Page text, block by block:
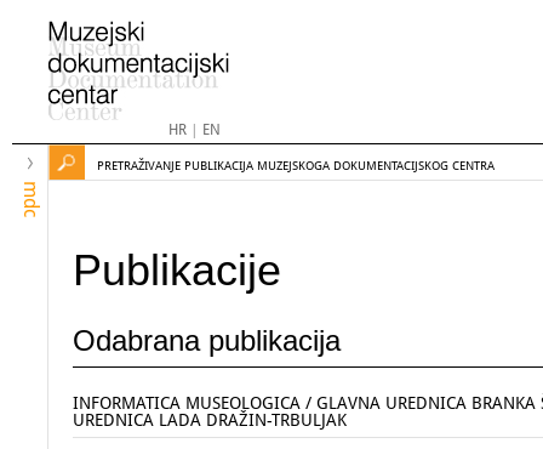
HR| EN
mdc
PRETRAŽIVANJE PUBLIKACIJA MUZEJSKOGA DOKUMENTACIJSKOG CENTRA
Publikacije
Odabrana publikacija
INFORMATICA MUSEOLOGICA / GLAVNA UREDNICA BRANKA
UREDNICA LADA DRAŽIN-TRBULJAK